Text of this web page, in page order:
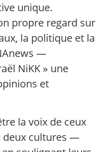
unique.
propre regard sur
la politique et la
—
NiKK » une
et
la voix de ceux
deux cultures —